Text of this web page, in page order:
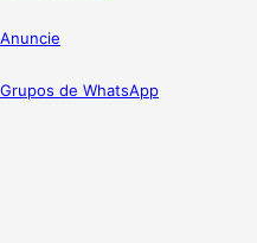
Anuncie
Grupos de WhatsApp